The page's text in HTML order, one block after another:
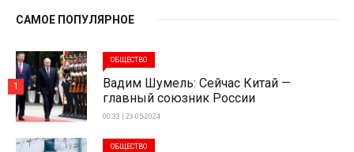
САМОЕ ПОПУЛЯРНОЕ
ОБЩЕСТВО
Вадим Шумель: Сейчас Китай —
главный союзник России
00:33 | 23-05-2024
1
ОБЩЕСТВО